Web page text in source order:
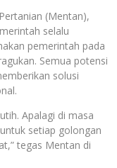
(Mentan),
selalu
pemerintah pada
Semua potensi
solusi
Apalagi di masa
setiap golongan
tegas Mentan di